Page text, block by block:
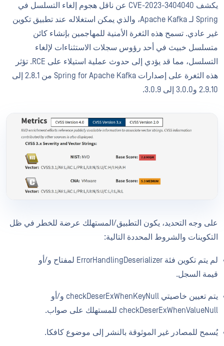
يكشف CVE-2023-3404040 عن ناقل هجوم إلغاء التسلسل في
Spring لـ Apache Kafka، والذي يمكن استغلاله عند تطبيق تكوين
غير عادي. تسمح هذه الثغرة الأمنية للمهاجمين بإنشاء كائن
متسلسل خبيث في أحد رؤوس سجلات الاستثناءات لإلغاء
التسلسل، مما قد يؤدي إلى حدوث عملية استيلاء على RCE. تؤثر
هذه الثغرة على إصدارات Spring for Apache Kafka من 2.8.1 إلى
2.9.10 و3.0.0 إلى 3.0.9.
على وجه التحديد، يكون التطبيق/المستهلك عرضة للخطر في ظل
التكوينات والشروط المحددة التالية:
لم يتم تكوين فئة ErrorHandlingDeserializer لمفتاح و/أو
قيمة السجل.
يتم تعيين خاصيتي checkDeserExWhenKeyNull و/أو
checkDeserExWhenValueNull للمستهلك على صواب.
يُسمح للمصادر غير الموثوقة بالنشر إلى موضوع كافكا.